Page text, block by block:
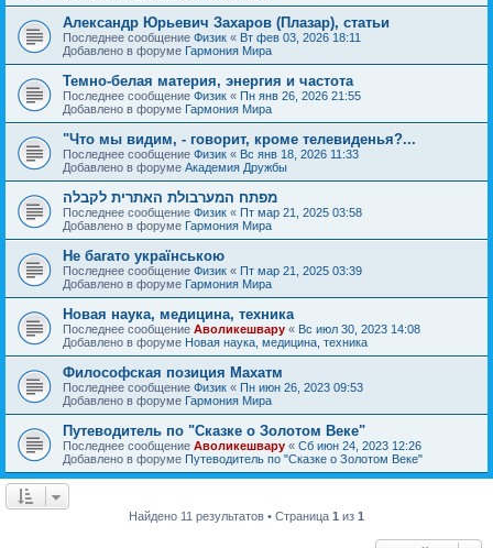
Александр Юрьевич Захаров (Плазар), статьи
Последнее сообщение Физик « Вт фев 03, 2026 18:11
Добавлено в форуме Гармония Мира
Темно-белая материя, энергия и частота
Последнее сообщение Физик « Пн янв 26, 2026 21:55
Добавлено в форуме Гармония Мира
"Что мы видим, - говорит, кроме телевиденья?...
Последнее сообщение Физик « Вс янв 18, 2026 11:33
Добавлено в форуме Академия Дружбы
מפתח המערבולת האתרית לקבלה
Последнее сообщение Физик « Пт мар 21, 2025 03:58
Добавлено в форуме Гармония Мира
Не багато українською
Последнее сообщение Физик « Пт мар 21, 2025 03:39
Добавлено в форуме Гармония Мира
Новая наука, медицина, техника
Последнее сообщение Аволикешвару « Вс июл 30, 2023 14:08
Добавлено в форуме Новая наука, медицина, техника
Философская позиция Махатм
Последнее сообщение Физик « Пн июн 26, 2023 09:53
Добавлено в форуме Гармония Мира
Путеводитель по "Сказке о Золотом Веке"
Последнее сообщение Аволикешвару « Сб июн 24, 2023 12:26
Добавлено в форуме Путеводитель по "Сказке о Золотом Веке"
Найдено 11 результатов • Страница 1 из 1